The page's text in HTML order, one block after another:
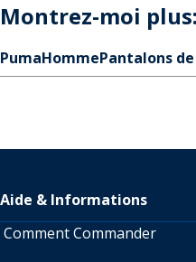
Montrez-moi plus:
PumaHommePantalons
Aide & Informations
Comment Commander